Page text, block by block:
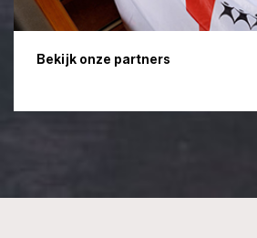
Bekijk onze partners